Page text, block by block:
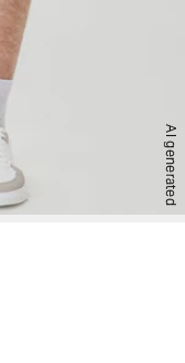
AI generated